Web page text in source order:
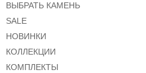
ВЫБРАТЬ КАМЕНЬ
SALE
НОВИНКИ
КОЛЛЕКЦИИ
КОМПЛЕКТЫ